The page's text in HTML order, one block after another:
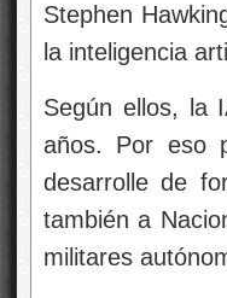
Stephen
la inteligencia
Según ellos, la
años. Por eso
desarrolle de
también a
militares